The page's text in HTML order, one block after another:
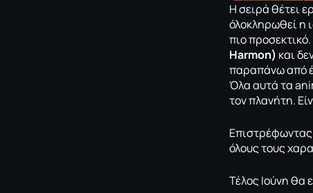
Η σειρά θέτει
όλοκληρωθεί η
πιο
Harmon) και
παραπάνω από
Όλα αυτά τα
τον πλανήτη.
όλους τους
Τέλος Ιούνη θα